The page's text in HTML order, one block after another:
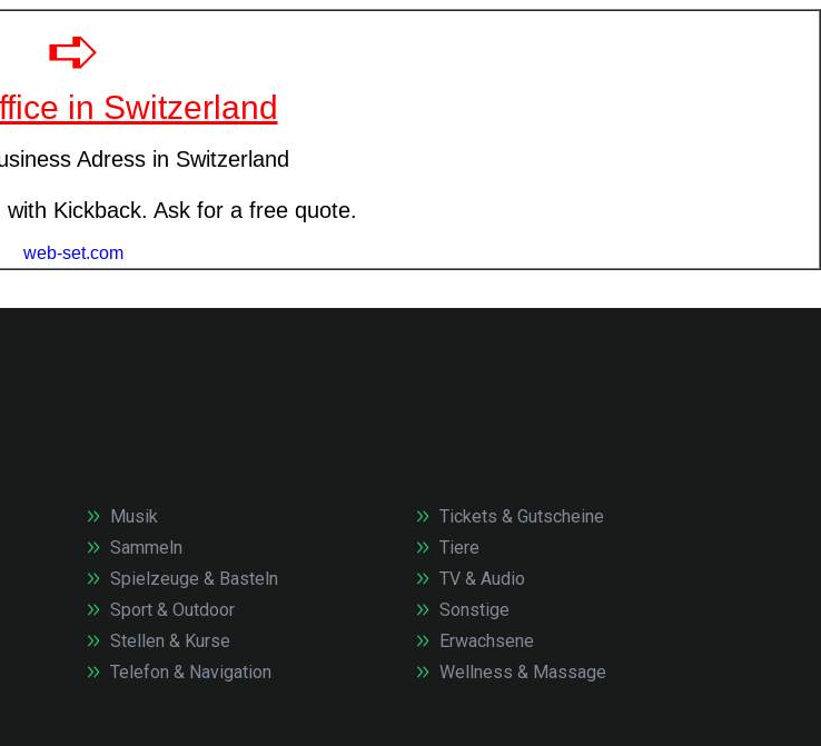
Musik
Sammeln
Spielzeuge & Basteln
Sport & Outdoor
Stellen & Kurse
Telefon & Navigation
Tickets & Gutscheine
Tiere
TV & Audio
Sonstige
Erwachsene
Wellness & Massage